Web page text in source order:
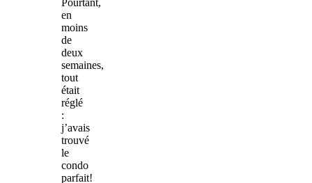
Pourtant,
en
moins
de
deux
semaines,
tout
était
réglé
:
j’avais
trouvé
le
condo
parfait!